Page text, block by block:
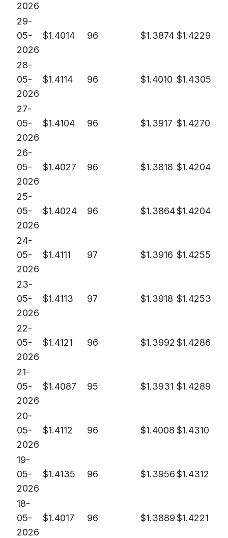
2026
29-
05-
2026
$1.4014 96 $1.3874 $1.4229
28-
05-
2026
$1.4114 96 $1.4010 $1.4305
27-
05-
2026
$1.4104 96 $1.3917 $1.4270
26-
05-
2026
$1.4027 96 $1.3818 $1.4204
25-
05-
2026
$1.4024 96 $1.3864$1.4204
24-
05-
2026
$1.4111 97 $1.3916 $1.4255
23-
05-
2026
$1.4113 97 $1.3918 $1.4253
22-
05-
2026
$1.4121 96 $1.3992 $1.4286
21-
05-
2026
$1.4087 95 $1.3931 $1.4289
20-
05-
2026
$1.4112 96 $1.4008 $1.4310
19-
05-
2026
$1.4135 96 $1.3956$1.4312
18-
05-
2026
$1.4017 96 $1.3889$1.4221